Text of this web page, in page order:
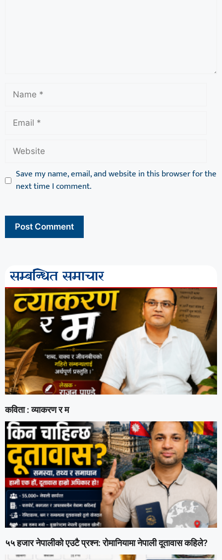
Save my name, email, and website in this browser for the
next time I comment.
सम्बन्धित समाचार
कविता : व्याकरण र म
५५ हजार नेपालीको एउटै प्रश्न: रोमानियामा नेपाली दूतावास कहिले?